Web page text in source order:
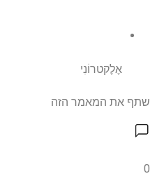
אֶלֶקטרוֹנִי
שתף את המאמר הזה
0